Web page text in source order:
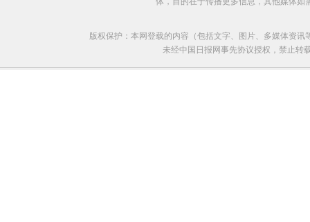
版权保护：本网登载的内容（包括文字、图片、多媒体资
未经中国日报网事先协议授权，禁止转